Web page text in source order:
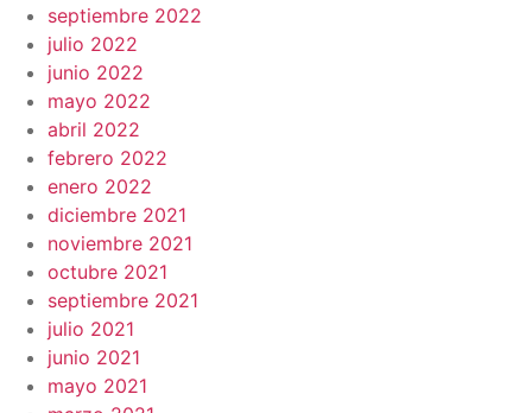
septiembre 2022
julio 2022
junio 2022
mayo 2022
abril 2022
febrero 2022
enero 2022
diciembre 2021
noviembre 2021
octubre 2021
septiembre 2021
julio 2021
junio 2021
mayo 2021